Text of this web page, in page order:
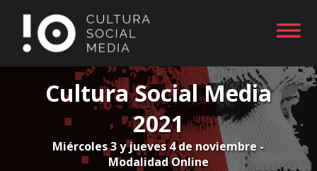
Cultura Social Media
2021
Miércoles 3 y jueves 4 de noviembre -
Modalidad Online